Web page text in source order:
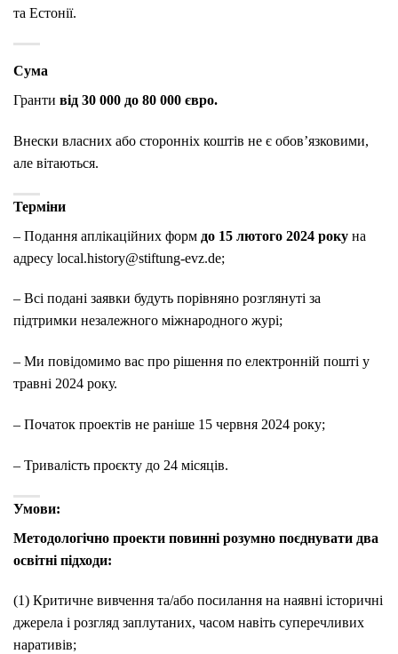
та Естонії.
Сума
Гранти від 30 000 до 80 000 євро.
Внески власних або сторонніх коштів не є обов’язковими,
але вітаються.
Терміни
– Подання аплікаційних форм до 15 лютого 2024 року на
адресу local.history@stiftung-evz.de;
– Всі подані заявки будуть порівняно розглянуті за
підтримки незалежного міжнародного журі;
– Ми повідомимо вас про рішення по електронній пошті у
травні 2024 року.
– Початок проектів не раніше 15 червня 2024 року;
– Тривалість проєкту до 24 місяців.
Умови:
Методологічно проекти повинні розумно поєднувати два
освітні підходи:
(1) Критичне вивчення та/або посилання на наявні історичні
джерела і розгляд заплутаних, часом навіть суперечливих
наративів;